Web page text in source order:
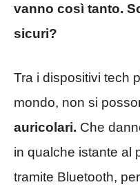
vanno così tanto.
sicuri?
Tra i dispositivi tech
mondo, non si
auricolari. Che
in qualche istante al
tramite Bluetooth,